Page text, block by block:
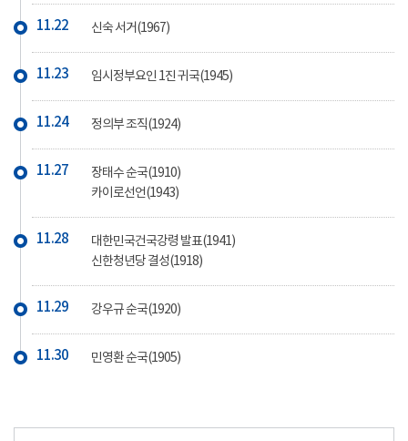
11.22 신숙 서거(1967)
11.23 임시정부요인 1진 귀국(1945)
11.24 정의부 조직(1924)
11.27
장태수 순국(1910)
카이로선언(1943)
11.28
대한민국건국강령 발표(1941)
신한청년당 결성(1918)
11.29 강우규 순국(1920)
11.30 민영환 순국(1905)